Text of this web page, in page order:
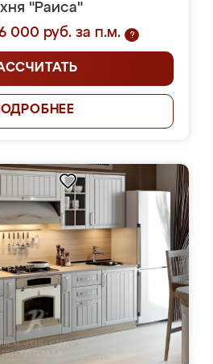
"Раиса"
000 руб. за п.м.
?